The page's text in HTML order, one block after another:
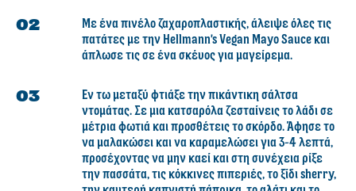
Με ένα πινέλο ζαχαροπλαστικής, άλειψε όλες τις
πατάτες με την Hellmann's Vegan Mayo Sauce και
άπλωσε τις σε ένα σκέυος για μαγείρεμα.
Εν τω μεταξύ φτιάξε την πικάντικη σάλτσα
ντομάτας. Σε μια κατσαρόλα ζεσταίνεις το λάδι σε
μέτρια φωτιά και προσθέτεις το σκόρδο. Άφησε το
να μαλακώσει και να καραμελώσει για 3-4 λεπτά,
προσέχοντας να μην καεί και στη συνέχεια ρίξε
την πασσάτα, τις κόκκινες πιπεριές, το ξίδι sherry,